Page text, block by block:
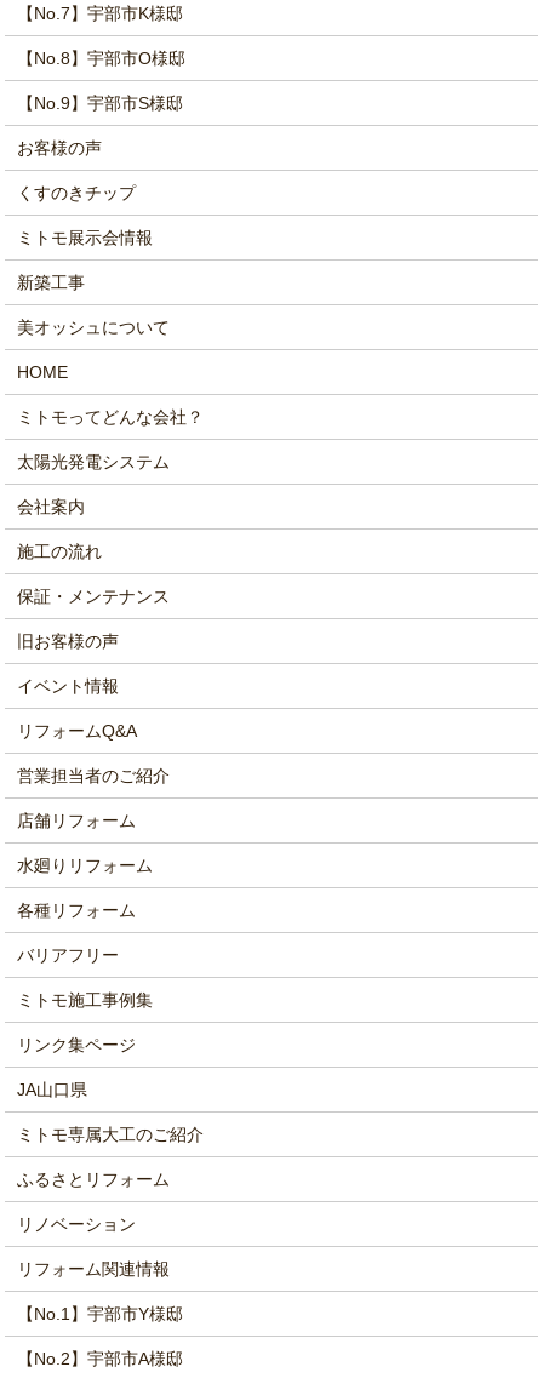
【No.7】宇部市K様邸
【No.8】宇部市O様邸
【No.9】宇部市S様邸
お客様の声
くすのきチップ
ミトモ展示会情報
新築工事
美オッシュについて
HOME
ミトモってどんな会社？
太陽光発電システム
会社案内
施工の流れ
保証・メンテナンス
旧お客様の声
イベント情報
リフォームQ&A
営業担当者のご紹介
店舗リフォーム
水廻りリフォーム
各種リフォーム
バリアフリー
ミトモ施工事例集
リンク集ページ
JA山口県
ミトモ専属大工のご紹介
ふるさとリフォーム
リノベーション
リフォーム関連情報
【No.1】宇部市Y様邸
【No.2】宇部市A様邸